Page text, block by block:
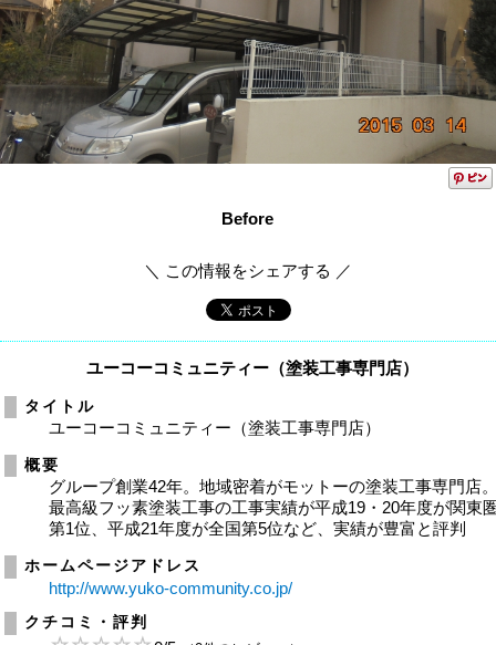
Before
＼ この情報をシェアする ／
ユーコーコミュニティー（塗装工事専門店）
タイトル
ユーコーコミュニティー（塗装工事専門店）
概要
グループ創業42年。地域密着がモットーの塗装工事専門店
最高級フッ素塗装工事の工事実績が平成19・20年度が関東
第1位、平成21年度が全国第5位など、実績が豊富と評判
ホームページアドレス
http://www.yuko-community.co.jp/
クチコミ・評判